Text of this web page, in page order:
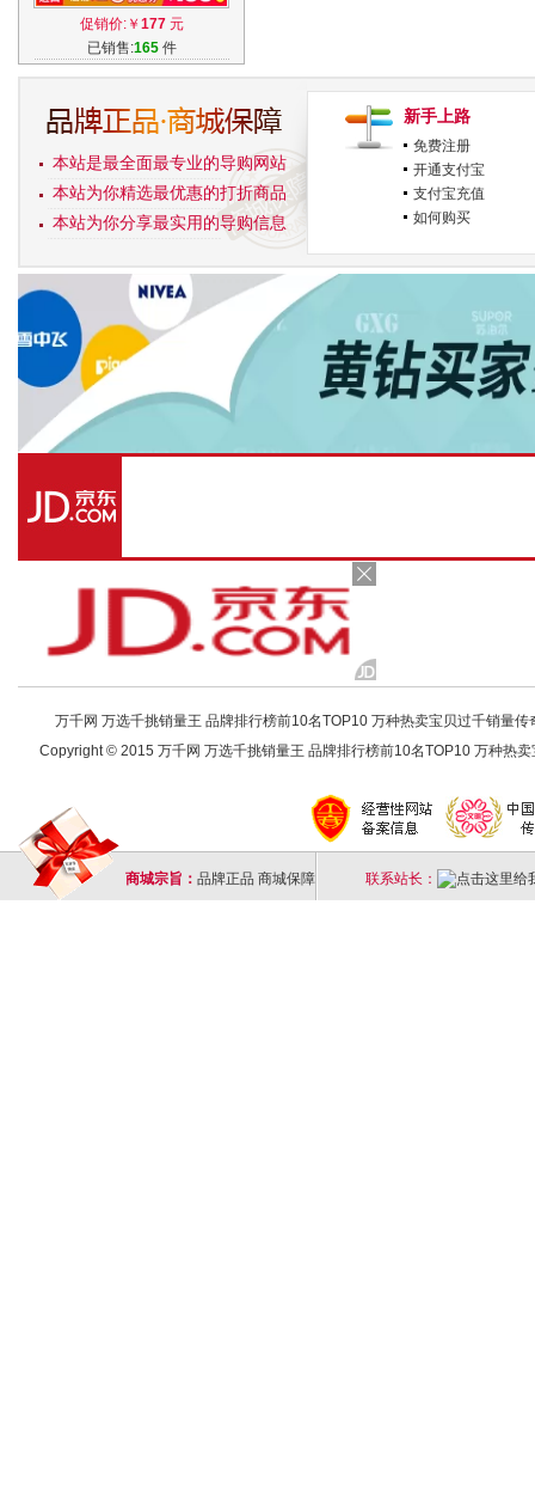
MEPHISTO 进口原装CD
RR82CD
促销价:￥ 177元
已销售:165件
本站是最全面最专业的导购网站
本站为你精选最优惠的打折商品
本站为你分享最实用的导购信息
新手上路
免费注册
开通支付宝
支付宝充值
如何购买
万千网 万选千挑销量王 品牌排行榜前10名TOP10 万种热卖宝贝过千销量
Copyright © 2015 万千网 万选千挑销量王 品牌排行榜前10名TOP10 万种热
商城宗旨： 品牌正品 商城保障 联系站长：